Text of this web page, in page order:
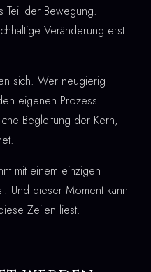
Teil der Bewegung.
Veränderung erst
sich. Wer neugierig
eigenen Prozess.
Begleitung der Kern,
mit einem einzigen
Und dieser Moment kann
Zeilen liest.